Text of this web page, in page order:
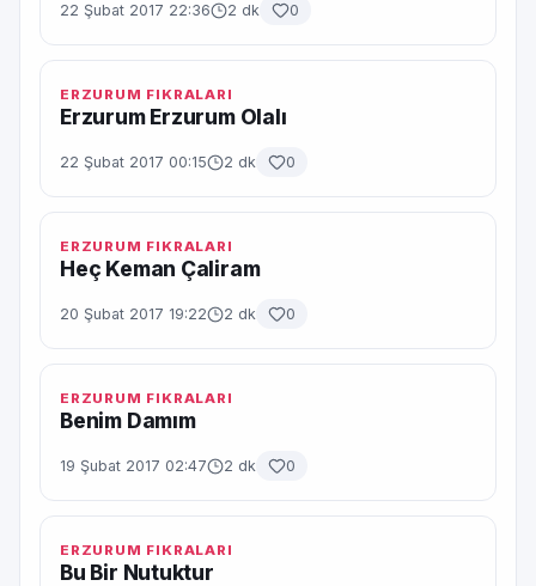
22 Şubat 2017 22:36 2 dk 0
ERZURUM FIKRALARI
Erzurum Erzurum Olalı
22 Şubat 2017 00:15 2 dk 0
ERZURUM FIKRALARI
Heç Keman Çaliram
20 Şubat 2017 19:22 2 dk 0
ERZURUM FIKRALARI
Benim Damım
19 Şubat 2017 02:47 2 dk 0
ERZURUM FIKRALARI
Bu Bir Nutuktur